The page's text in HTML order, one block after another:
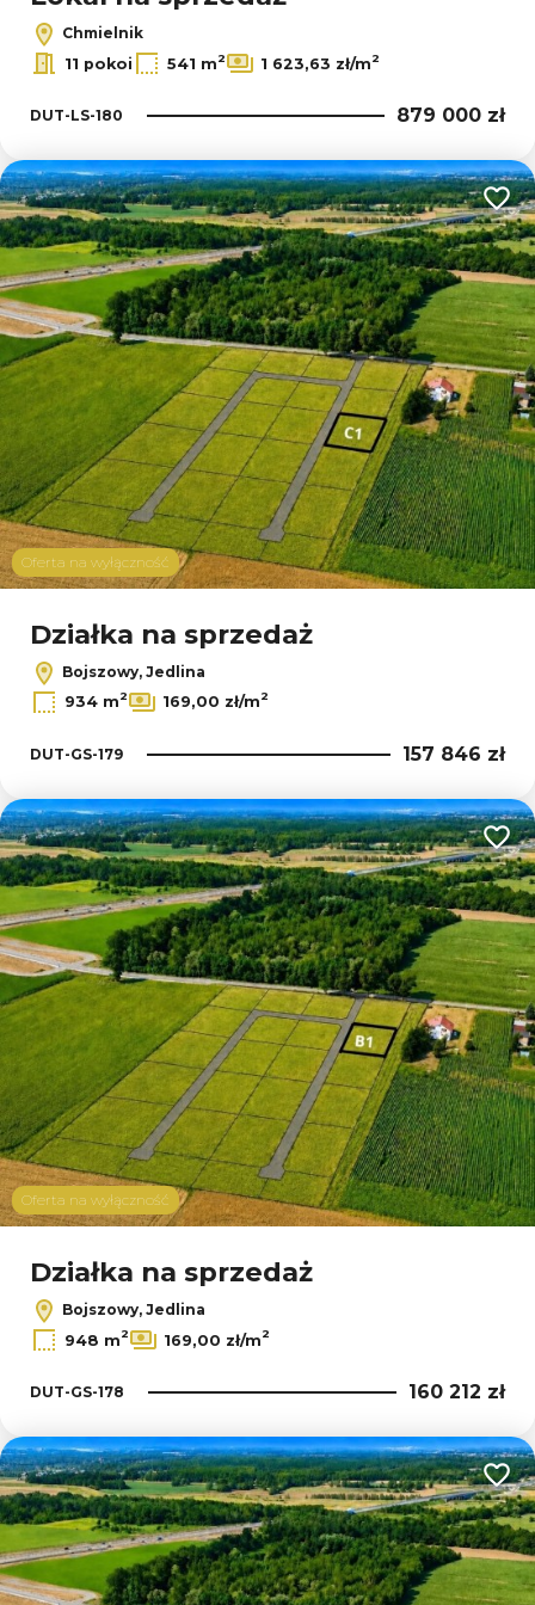
Chmielnik
11 pokoi
541 m2 1 623,63 zł/m2
DUT-LS-180 879 000 zł
Oferta na wyłączność
Działka na sprzedaż
Bojszowy, Jedlina
934 m2 169,00 zł/m2
DUT-GS-179 157 846 zł
Oferta na wyłączność
Działka na sprzedaż
Bojszowy, Jedlina
948 m2 169,00 zł/m2
DUT-GS-178 160 212 zł